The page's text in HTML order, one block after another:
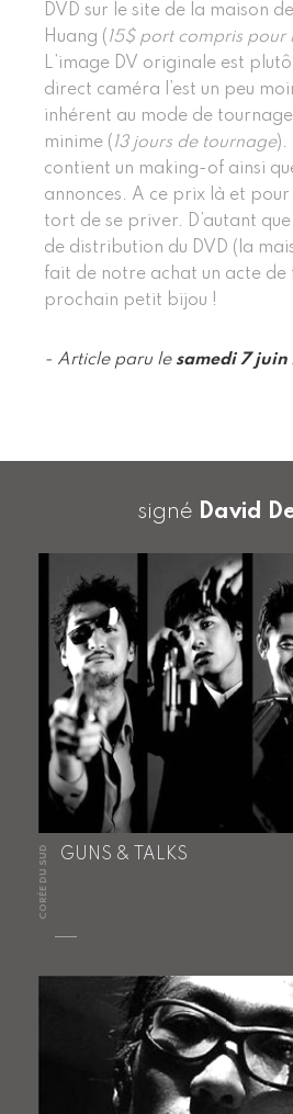
DVD sur le site de la maison
Huang ( 15$ port compris pour
L’image DV originale est
direct caméra l’est un peu
inhérent au mode de
minime ( 13 jours de tournage).
contient un making-of ainsi
annonces. A ce prix là et
tort de se priver. D’autant
de distribution du DVD (la
fait de notre achat un acte de
prochain petit bijou !
- Article paru le samedi 7
signé David
CORÉE DU SUD GUNS & TALKS